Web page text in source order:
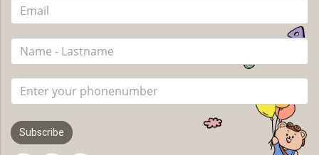
Subscribe